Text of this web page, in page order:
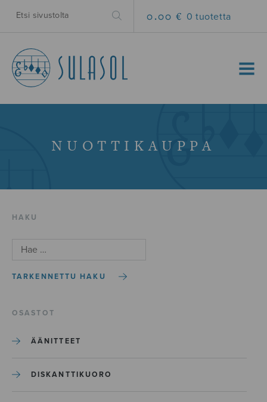
0.00 € 0 tuotetta
MENU
NUOTTIKAUPPA
HAKU
TARKENNETTU HAKU
OSASTOT
ÄÄNITTEET
DISKANTTIKUORO